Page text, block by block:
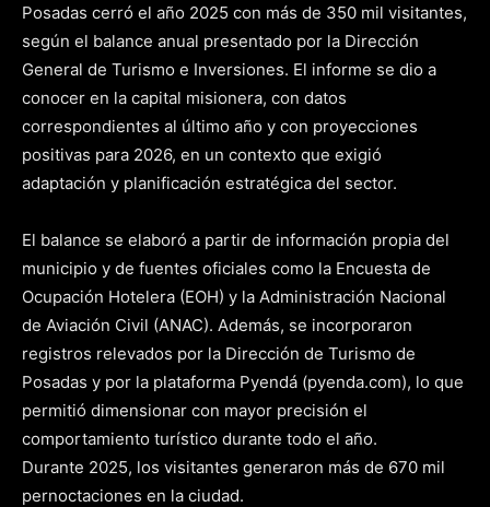
Posadas cerró el año 2025 con más de 350 mil visitantes,
según el balance anual presentado por la Dirección
General de Turismo e Inversiones. El informe se dio a
conocer en la capital misionera, con datos
correspondientes al último año y con proyecciones
positivas para 2026, en un contexto que exigió
adaptación y planificación estratégica del sector.
El balance se elaboró a partir de información propia del
municipio y de fuentes oficiales como la Encuesta de
Ocupación Hotelera (EOH) y la Administración Nacional
de Aviación Civil (ANAC). Además, se incorporaron
registros relevados por la Dirección de Turismo de
Posadas y por la plataforma Pyendá (pyenda.com), lo que
permitió dimensionar con mayor precisión el
comportamiento turístico durante todo el año.
Durante 2025, los visitantes generaron más de 670 mil
pernoctaciones en la ciudad.